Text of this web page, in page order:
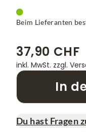
Beim Lieferanten
37,90 CHF
inkl. MwSt. zzgl.
In
Du hast Fragen